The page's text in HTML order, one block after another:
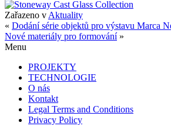
Zařazeno vAktuality
« Dodání série objektů pro výstavu Marca
Nové materiály pro formování»
Menu
PROJEKTY
TECHNOLOGIE
O nás
Kontakt
Legal Terms and Conditions
Privacy Policy